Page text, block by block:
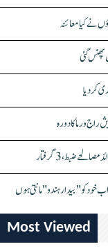
نے کیا معائنہ
پھنس گئی
راج ورما کا دورہ
خود کو "بیدار ہندو" مانتی ہوں
Most Viewed